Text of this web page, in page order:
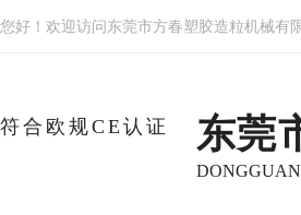
您好！欢迎访问东莞市方春塑胶造粒机械有
符合欧规CE认证 东莞